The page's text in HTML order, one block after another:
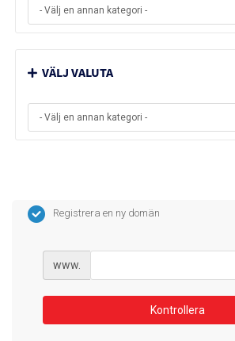
VÄLJ VALUTA
Registrera en ny domän
www.
Kontrollera